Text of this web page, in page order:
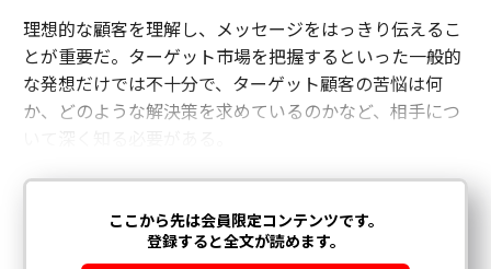
理想的な顧客を理解し、メッセージをはっきり伝えるこ
とが重要だ。ターゲット市場を把握するといった一般的
な発想だけでは不十分で、ターゲット顧客の苦悩は何
か、どのような解決策を求めているのかなど、相手につ